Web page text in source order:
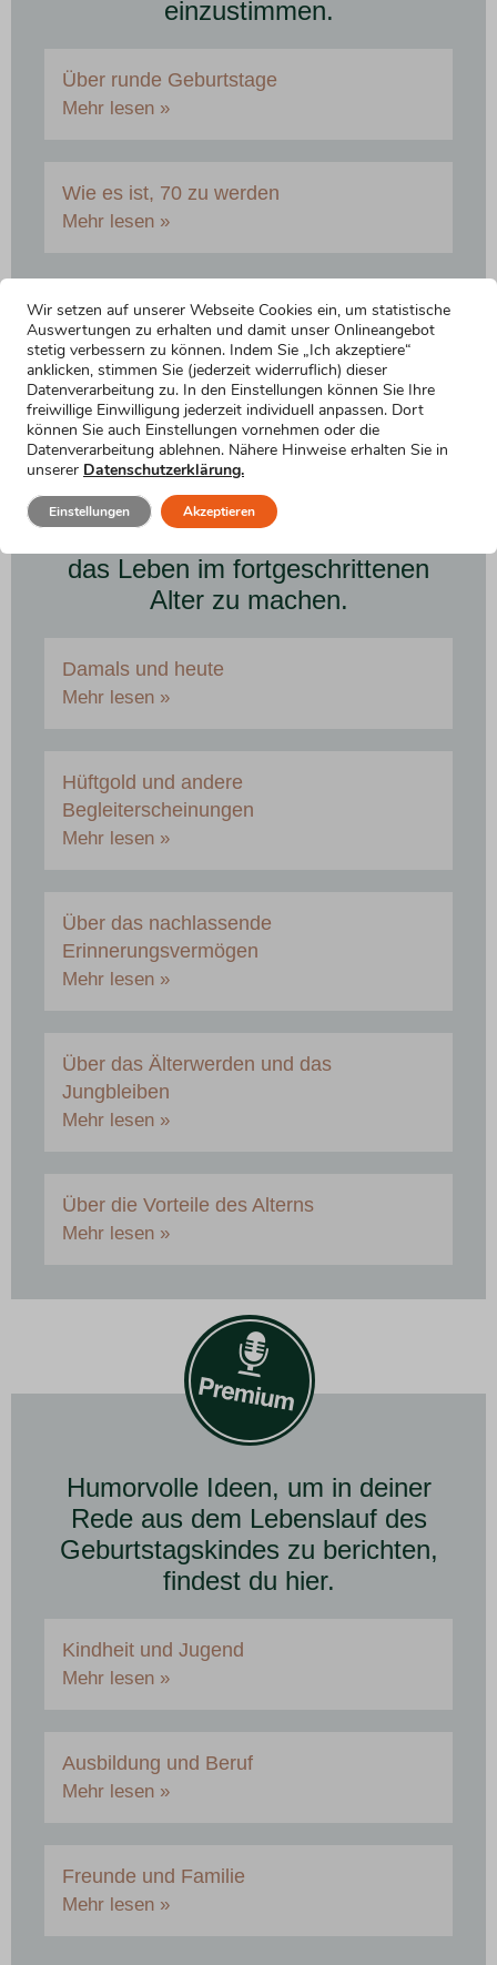
einzustimmen.
Über runde Geburtstage
Mehr lesen »
Wie es ist, 70 zu werden
Mehr lesen »
Hier findest du
Formulierungsvorschläge, um
einen lustigen Kommentar über
das Leben im fortgeschrittenen
Alter zu machen.
Damals und heute
Mehr lesen »
Hüftgold und andere
Begleiterscheinungen
Mehr lesen »
Über das nachlassende
Erinnerungsvermögen
Mehr lesen »
Über das Älterwerden und das
Jungbleiben
Mehr lesen »
Über die Vorteile des Alterns
Mehr lesen »
Humorvolle Ideen, um in deiner
Rede aus dem Lebenslauf des
Geburtstagskindes zu berichten,
findest du hier.
Kindheit und Jugend
Mehr lesen »
Ausbildung und Beruf
Mehr lesen »
Freunde und Familie
Mehr lesen »
Wir setzen auf unserer Webseite Cookies ein, um statistische
Auswertungen zu erhalten und damit unser Onlineangebot
stetig verbessern zu können. Indem Sie „Ich akzeptiere“
anklicken, stimmen Sie (jederzeit widerruflich) dieser
Datenverarbeitung zu. In den Einstellungen können Sie Ihre
freiwillige Einwilligung jederzeit individuell anpassen. Dort
können Sie auch Einstellungen vornehmen oder die
Datenverarbeitung ablehnen. Nähere Hinweise erhalten Sie in
unserer Datenschutzerklärung.
Akzeptieren
Einstellungen